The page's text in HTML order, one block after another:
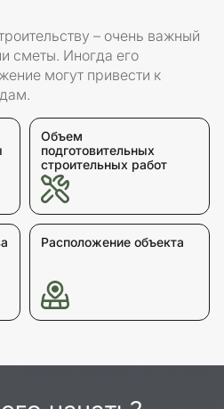
– очень важный
сметы. Иногда его
могут привести к
Объем
подготовительных
строительных работ
Расположение объекта